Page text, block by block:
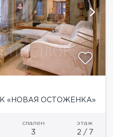
«НОВАЯ ОСТОЖЕНКА»
спален
3
этаж
2 / 7